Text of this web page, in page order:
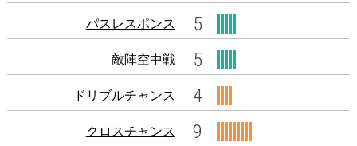
パスレスポンス 5
敵陣空中戦 5
ドリブルチャンス 4
クロスチャンス 9